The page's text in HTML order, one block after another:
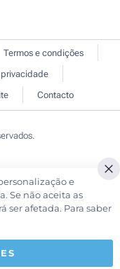
Termos e condições
Contacto
e
Se não aceita as
ser afetada. Para saber